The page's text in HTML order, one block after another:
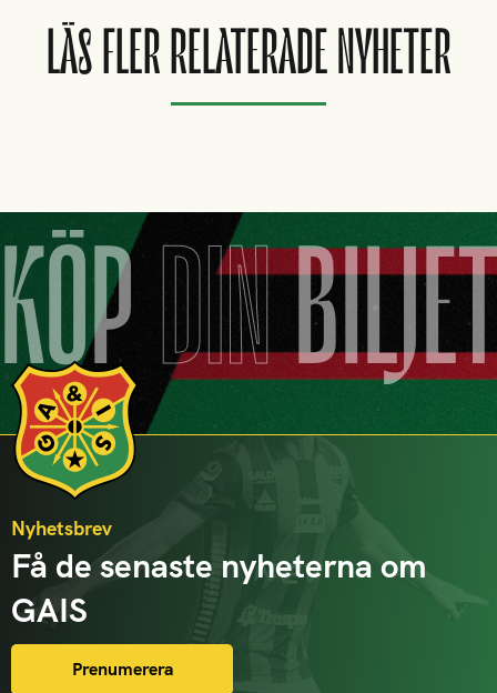
LÄS FLER RELATERADE NYHETER
KÖPDIN
Nyhetsbrev
Få de senaste nyheterna om
GAIS
Prenumerera